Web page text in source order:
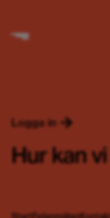
Logga in
Hur kan